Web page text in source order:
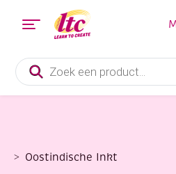
Producten
zoeken
Oostindische Inkt